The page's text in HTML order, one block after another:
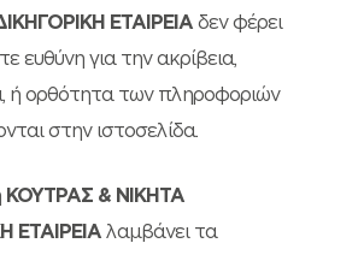
ΕΤΑΙΡΕΙΑ δεν φέρει
ευθύνη για την ακρίβεια,
ή ορθότητα των πληροφοριών
στην ιστοσελίδα.
ΚΟΥΤΡΑΣ & ΝΙΚΗΤΑ
ΕΤΑΙΡΕΙΑ λαμβάνει τα